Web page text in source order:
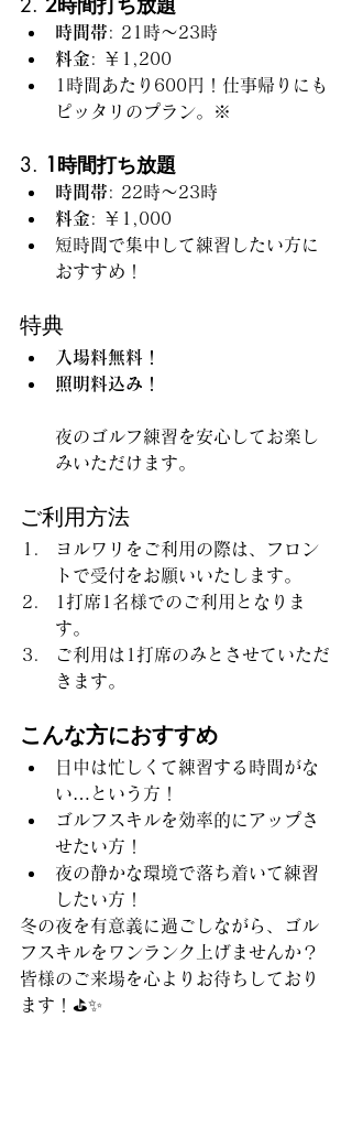
時間帯: 21時～23時
料金: ￥1,200
1時間あたり600円！仕事帰りにも
ピッタリのプラン。※
3. 1時間打ち放題
時間帯: 22時～23時
料金: ￥1,000
短時間で集中して練習したい方に
おすすめ！
特典
入場料無料！
照明料込み！
夜のゴルフ練習を安心してお楽し
みいただけます。
ご利用方法
ヨルワリをご利用の際は、フロン
トで受付をお願いいたします。
1打席1名様でのご利用となりま
す。
ご利用は1打席のみとさせていただ
きます。
こんな方におすすめ
日中は忙しくて練習する時間がな
い…という方！
ゴルフスキルを効率的にアップさ
せたい方！
夜の静かな環境で落ち着いて練習
したい方！
冬の夜を有意義に過ごしながら、ゴル
フスキルをワンランク上げませんか？
皆様のご来場を心よりお待ちしており
ます！⛳✨